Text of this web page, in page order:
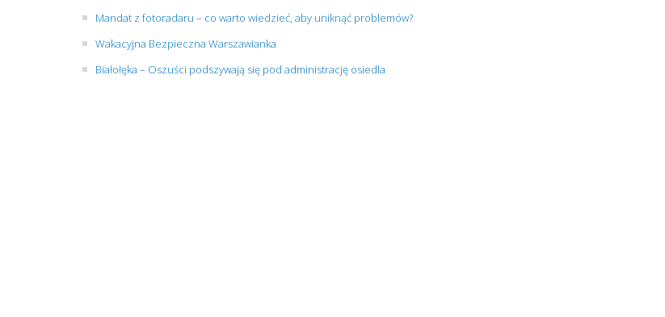
Mandat z fotoradaru – co warto wiedzieć, aby uniknąć problemów?
Wakacyjna Bezpieczna Warszawianka
Białołęka – Oszuści podszywają się pod administrację osiedla